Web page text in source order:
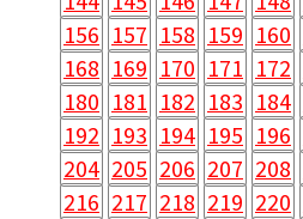
156 157 158 159 160
168 169 170 171 172
180 181 182 183 184
192 193 194 195 196
204 205 206 207 208
216 217 218 219 220